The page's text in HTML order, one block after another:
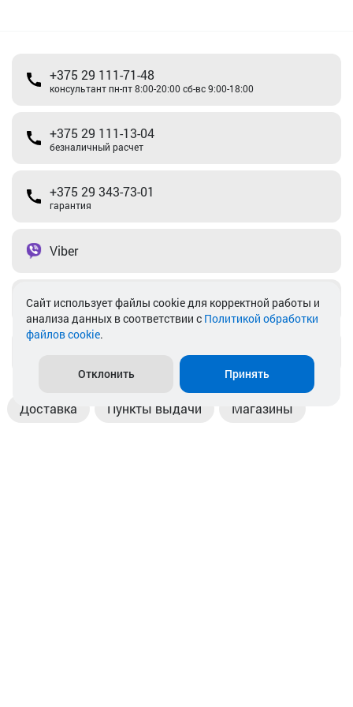
+375 29 111-71-48
консультант пн-пт 8:00-20:00 сб-вс 9:00-18:00
+375 29 111-13-04
безналичный расчет
+375 29 343-73-01
гарантия
Viber
Telegram
Доставка Пункты выдачи Магазины
Cайт использует файлы cookie для корректной работы и
анализа данных в соответствии с Политикой обработки
файлов cookie.
Отклонить Принять